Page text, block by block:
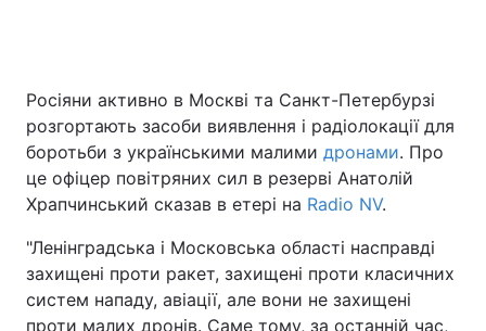
Росіяни активно в Москві та Санкт-Петербурзі
розгортають засоби виявлення і радіолокації для
боротьби з українськими малими дронами. Про
це офіцер повітряних сил в резерві Анатолій
Храпчинський сказав в етері на Radio NV.
"Ленінградська і Московська області насправді
захищені проти ракет, захищені проти класичних
систем нападу, авіації, але вони не захищені
проти малих дронів. Саме тому, за останній час,